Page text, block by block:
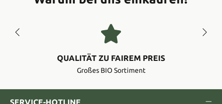
QUALITÄT ZU FAIREM PREIS
Großes BIO Sortiment
SERVICE-HOTLINE